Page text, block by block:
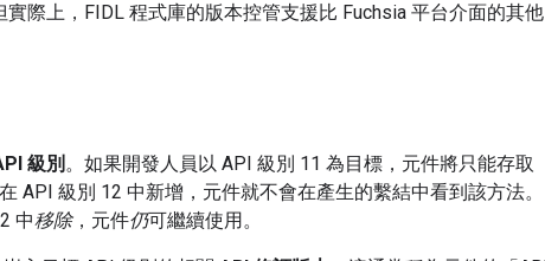
際上，FIDL 程式庫的版本控管支援比 Fuchsia 平台介面的其他
級別 。如果開發人員以 API 級別 11 為目標，元件將只能存取
API 級別 12 中新增，元件就不會在產生的繫結中看到該方法。
中移除，元件仍可繼續使用。